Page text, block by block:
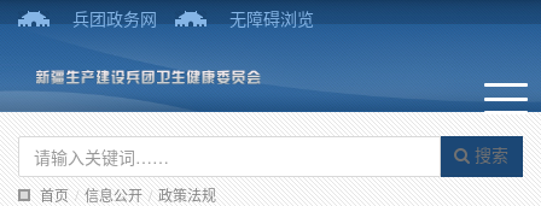
兵团政务网 无障碍浏览
搜索
首页 / 信息公开 / 政策法规